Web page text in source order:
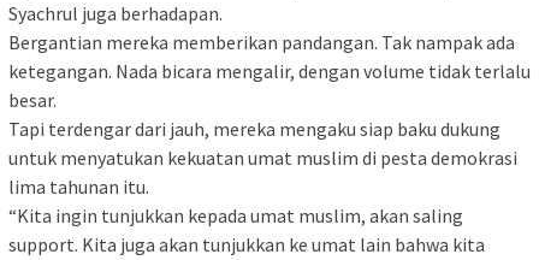
Syachrul juga berhadapan.
Bergantian mereka memberikan pandangan. Tak nampak ada
ketegangan. Nada bicara mengalir, dengan volume tidak terlalu
besar.
Tapi terdengar dari jauh, mereka mengaku siap baku dukung
untuk menyatukan kekuatan umat muslim di pesta demokrasi
lima tahunan itu.
“Kita ingin tunjukkan kepada umat muslim, akan saling
support. Kita juga akan tunjukkan ke umat lain bahwa kita